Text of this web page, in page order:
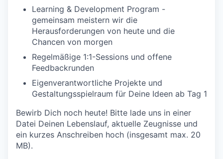
Learning & Development Program -
gemeinsam meistern wir die
Herausforderungen von heute und die
Chancen von morgen
Regelmäßige 1:1-Sessions und offene
Feedbackrunden
Eigenverantwortliche Projekte und
Gestaltungsspielraum für Deine Ideen ab Tag 1
Bewirb Dich noch heute! Bitte lade uns in einer
Datei Deinen Lebenslauf, aktuelle Zeugnisse und
ein kurzes Anschreiben hoch (insgesamt max. 20
MB).